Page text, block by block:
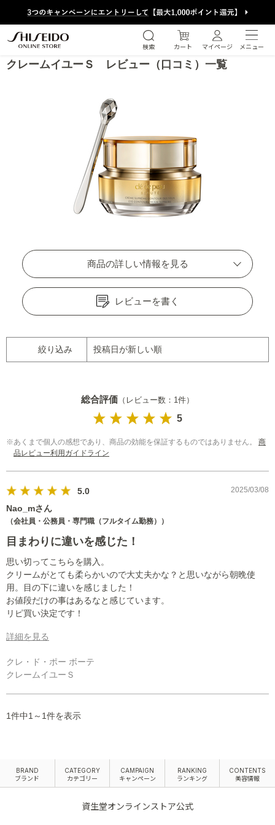
検索 カート マイページ メニュー
絞り込み検索する
ブランドから探す
カテゴリーから探す
検索する
閉じる
クレ・ド・ポー ボーテ
クレームイユーＳ レビュー（口コミ）一覧
商品の詳しい情報を見る
レビューを書く
絞り込み
総合評価 （レビュー数：1件）
5
あくまで個人の感想であり、商品の効能を保証するものではありません。 商
品レビュー利用ガイドライン
5.0 2025/03/08
Nao_mさん
（会社員・公務員・専門職（フルタイム勤務））
目まわりに違いを感じた！
思い切ってこちらを購入。
クリームがとても柔らかいので大丈夫かな？と思いながら朝晩使
用。目の下に違いを感じました！
お値段だけの事はあるなと感じています。
リピ買い決定です！
詳細を見る
クレ・ド・ポー ボーテ
クレームイユーＳ
1件中1～1件を表示
BRAND
ブランド
CATEGORY
カテゴリー
CAMPAIGN
キャンペーン
RANKING
ランキング
CONTENTS
美容情報
資生堂オンラインストア公式